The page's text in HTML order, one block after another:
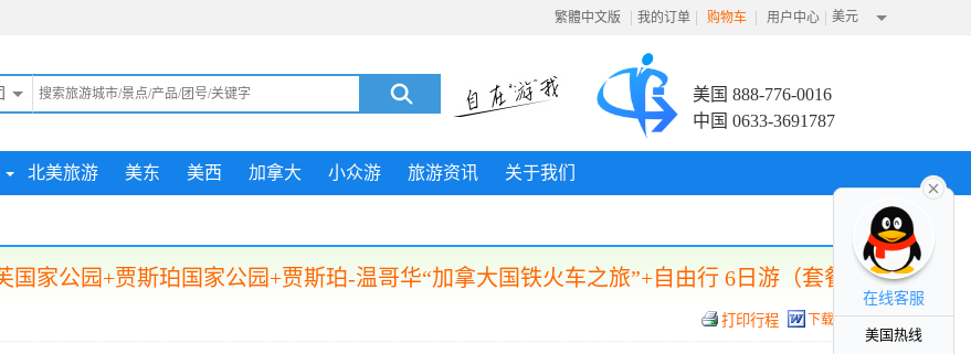
繁體中文版 | 我的订单 | 购物车 | 用户中心 | 美元
美国 888-776-0016
中国 0633-3691787
北美旅游 美东 美西 加拿大 小众游 旅游资讯 关于我们
国家公园+贾斯珀国家公园+贾斯珀-温哥华“加拿大国铁火车之旅”+自由行 6日游（套餐）
下载行程
在线客服
美国热线